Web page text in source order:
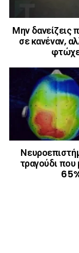
Μην δανείζεις
σε κανέναν,
τραγούδι που